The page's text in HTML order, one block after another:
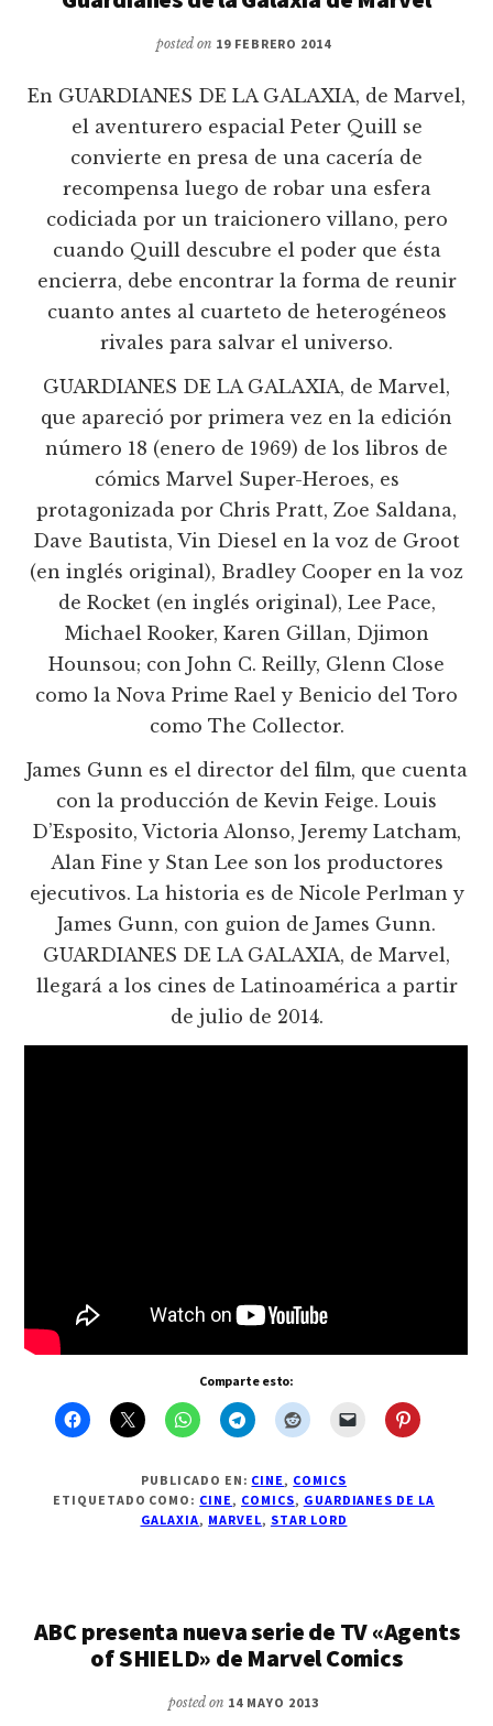
posted on 19 FEBRERO 2014
En GUARDIANES DE LA GALAXIA, de Marvel,
el aventurero espacial Peter Quill se
convierte en presa de una cacería de
recompensa luego de robar una esfera
codiciada por un traicionero villano, pero
cuando Quill descubre el poder que ésta
encierra, debe encontrar la forma de reunir
cuanto antes al cuarteto de heterogéneos
rivales para salvar el universo.
GUARDIANES DE LA GALAXIA, de Marvel,
que apareció por primera vez en la edición
número 18 (enero de 1969) de los libros de
cómics Marvel Super-Heroes, es
protagonizada por Chris Pratt, Zoe Saldana,
Dave Bautista, Vin Diesel en la voz de Groot
(en inglés original), Bradley Cooper en la voz
de Rocket (en inglés original), Lee Pace,
Michael Rooker, Karen Gillan, Djimon
Hounsou; con John C. Reilly, Glenn Close
como la Nova Prime Rael y Benicio del Toro
como The Collector.
James Gunn es el director del film, que cuenta
con la producción de Kevin Feige. Louis
D’Esposito, Victoria Alonso, Jeremy Latcham,
Alan Fine y Stan Lee son los productores
ejecutivos. La historia es de Nicole Perlman y
James Gunn, con guion de James Gunn.
GUARDIANES DE LA GALAXIA, de Marvel,
llegará a los cines de Latinoamérica a partir
de julio de 2014.
Comparte esto:
PUBLICADO EN: CINE , COMICS
ETIQUETADO COMO: CINE , COMICS, GUARDIANES DE LA
GALAXIA, MARVEL, STAR LORD
ABC presenta nueva serie de TV «Agents
of SHIELD» de Marvel Comics
posted on 14 MAYO 2013